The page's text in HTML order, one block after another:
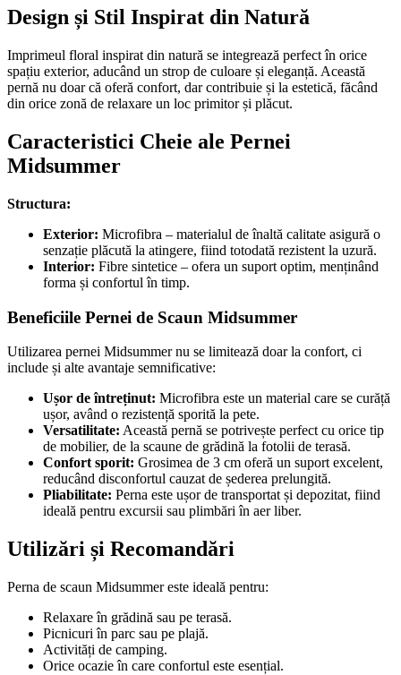
Design și Stil Inspirat din Natură
Imprimeul floral inspirat din natură se integrează perfect în orice
spațiu exterior, aducând un strop de culoare și eleganță. Această
pernă nu doar că oferă confort, dar contribuie și la estetică, făcând
din orice zonă de relaxare un loc primitor și plăcut.
Caracteristici Cheie ale Pernei
Midsummer
Structura:
Exterior: Microfibra – materialul de înaltă calitate asigură o
senzație plăcută la atingere, fiind totodată rezistent la uzură.
Interior: Fibre sintetice – ofera un suport optim, menținând
forma și confortul în timp.
Beneficiile Pernei de Scaun Midsummer
Utilizarea pernei Midsummer nu se limitează doar la confort, ci
include și alte avantaje semnificative:
Ușor de întreținut: Microfibra este un material care se curăță
ușor, având o rezistență sporită la pete.
Versatilitate: Această pernă se potrivește perfect cu orice tip
de mobilier, de la scaune de grădină la fotolii de terasă.
Confort sporit: Grosimea de 3 cm oferă un suport excelent,
reducând disconfortul cauzat de șederea prelungită.
Pliabilitate: Perna este ușor de transportat și depozitat, fiind
ideală pentru excursii sau plimbări în aer liber.
Utilizări și Recomandări
Perna de scaun Midsummer este ideală pentru:
Relaxare în grădină sau pe terasă.
Picnicuri în parc sau pe plajă.
Activități de camping.
Orice ocazie în care confortul este esențial.